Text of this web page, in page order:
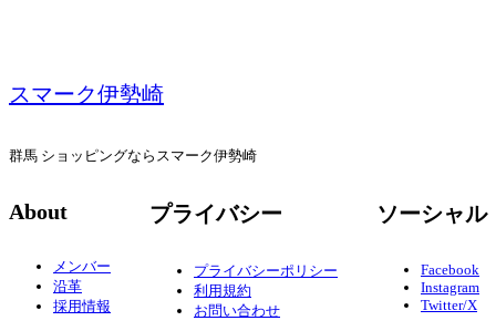
スマーク伊勢崎
群馬 ショッピングならスマーク伊勢崎
About
メンバー
沿革
採用情報
プライバシー
プライバシーポリシー
利用規約
お問い合わせ
ソーシャル
Facebook
Instagram
Twitter/X